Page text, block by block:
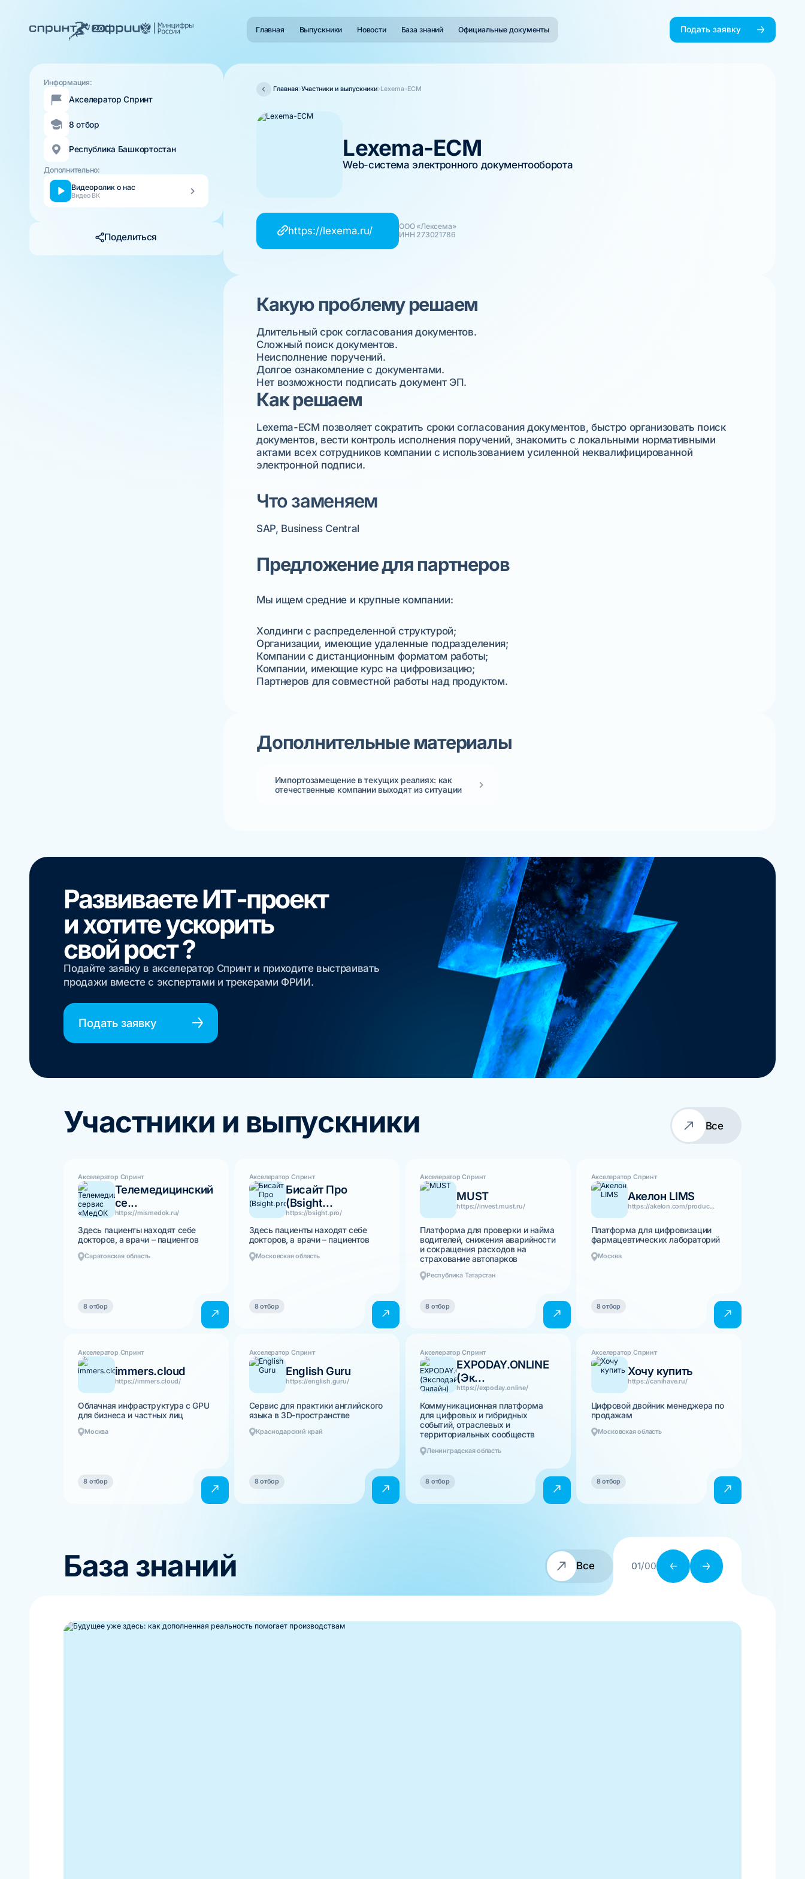
Главная Выпускники Новости База знаний Официальные документы Подать заявку
Информация:
Акселератор Спринт
8 отбор
Республика Башкортостан
Дополнительно:
Видеоролик о нас
Видео ВК
Поделиться
Главная Участники и выпускники Lexema-ECM
Lexema-ECM
Web-система электронного документооборота
https://lexema.ru/
ООО «Лексема»
ИНН 273021786
Какую проблему решаем
Длительный срок согласования документов.
Сложный поиск документов.
Неисполнение поручений.
Долгое ознакомление с документами.
Нет возможности подписать документ ЭП.
Как решаем
Lexema-ECM позволяет сократить сроки согласования документов, быстро организовать поиск
документов, вести контроль исполнения поручений, знакомить с локальными нормативными
актами всех сотрудников компании с использованием усиленной неквалифицированной
электронной подписи.
Что заменяем
SAP, Business Central
Предложение для партнеров
Мы ищем средние и крупные компании:
Холдинги с распределенной структурой;
Организации, имеющие удаленные подразделения;
Компании с дистанционным форматом работы;
Компании, имеющие курс на цифровизацию;
Партнеров для совместной работы над продуктом.
Дополнительные материалы
Импортозамещение в текущих реалиях: как
отечественные компании выходят из ситуации
Развиваете ИТ-проект
и хотите ускорить
свой рост ?
Подайте заявку в акселератор Спринт и приходите выстраивать
продажи вместе с экспертами и трекерами ФРИИ.
Подать заявку
Участники и выпускники Все
Акселератор Спринт
Телемедицинский
се...
https://mismedok.ru/
Здесь пациенты находят себе
докторов, а врачи – пациентов
Саратовская область
8 отбор
Акселератор Спринт
Бисайт Про
(Bsight...
https://bsight.pro/
Здесь пациенты находят себе
докторов, а врачи – пациентов
Московская область
8 отбор
Акселератор Спринт
MUST
https://invest.must.ru/
Платформа для проверки и найма
водителей, снижения аварийности
и сокращения расходов на
страхование автопарков
Республика Татарстан
8 отбор
Акселератор Спринт
Акелон LIMS
https://akelon.com/produc...
Платформа для цифровизации
фармацевтических лабораторий
Москва
8 отбор
Акселератор Спринт
immers.cloud
https://immers.cloud/
Облачная инфраструктура с GPU
для бизнеса и частных лиц
Москва
8 отбор
Акселератор Спринт
English Guru
https://english.guru/
Сервис для практики английского
языка в 3D-пространстве
Краснодарский край
8 отбор
Акселератор Спринт
EXPODAY.ONLINE
(Эк...
https://expoday.online/
Коммуникационная платформа
для цифровых и гибридных
событий, отраслевых и
территориальных сообществ
Ленинградская область
8 отбор
Акселератор Спринт
Хочу купить
https://canihave.ru/
Цифровой двойник менеджера по
продажам
Московская область
8 отбор
База знаний Все 01/00